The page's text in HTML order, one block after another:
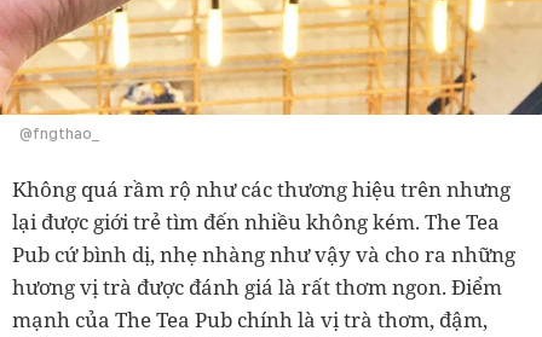
@fngthao_
Không quá rầm rộ như các thương hiệu trên nhưng
lại được giới trẻ tìm đến nhiều không kém. The Tea
Pub cứ bình dị, nhẹ nhàng như vậy và cho ra những
hương vị trà được đánh giá là rất thơm ngon. Điểm
mạnh của The Tea Pub chính là vị trà thơm, đậm,